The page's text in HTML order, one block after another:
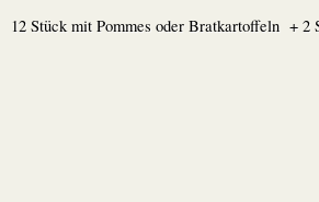
12 Stück mit Pommes oder Bratkartoffeln + 2